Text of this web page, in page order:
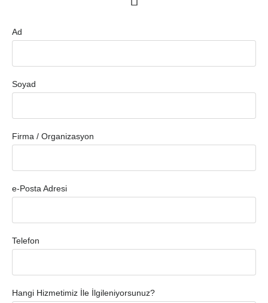
Ad
Soyad
Firma / Organizasyon
e-Posta Adresi
Telefon
Hangi Hizmetimiz İle İlgileniyorsunuz?